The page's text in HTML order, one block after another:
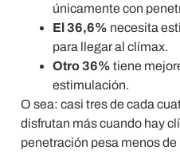
únicamente con
El 36,6% necesita
para llegar al clímax.
Otro 36% tiene
estimulación.
O sea: casi tres de cada
disfrutan más cuando hay
penetración pesa menos